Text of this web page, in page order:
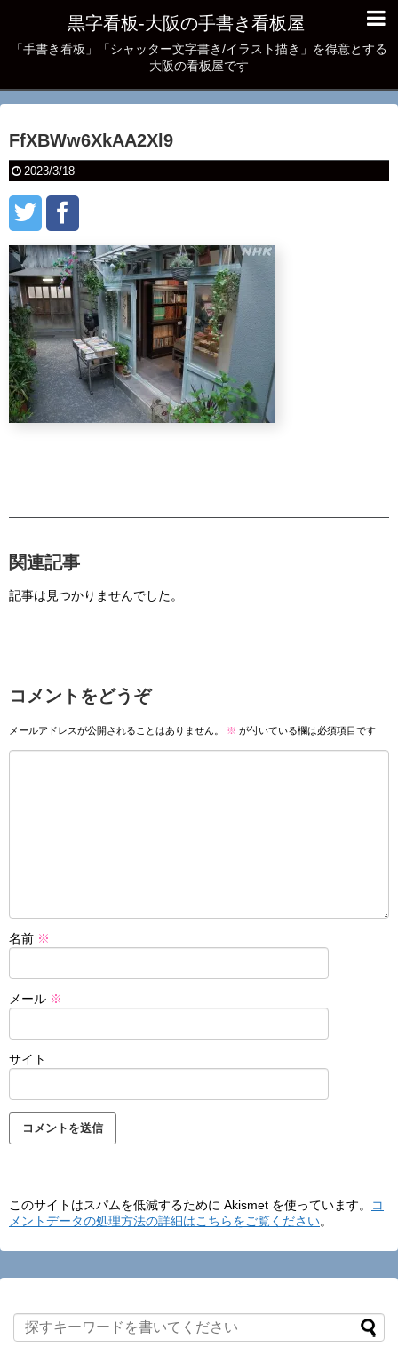
黒字看板‐大阪の手書き看板屋
「手書き看板」「シャッター文字書き/イラスト描き」を得意とする
大阪の看板屋です
FfXBWw6XkAA2Xl9
2023/3/18
関連記事
記事は見つかりませんでした。
コメントをどうぞ
メールアドレスが公開されることはありません。 ※ が付いている欄は必須項目です
名前 ※
メール ※
サイト
このサイトはスパムを低減するために Akismet を使っています。
コ
メントデータの処理方法の詳細はこちらをご覧ください。